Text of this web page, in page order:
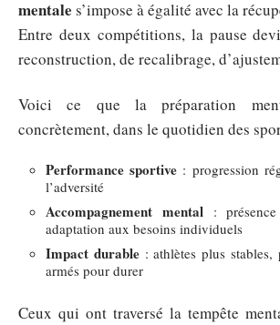
mentale s’impose à égalité avec la
Entre deux compétitions, la pause
reconstruction, de recalibrage,
Voici ce que la préparation
concrètement, dans le quotidien des
Performance sportive : progression
l’adversité
Accompagnement mental: présence
adaptation aux besoins individuels
Impact durable: athlètes plus stables,
armés pour durer
Ceux qui ont traversé la tempête